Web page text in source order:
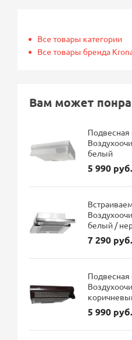
Все товары категории
Все товары бренда
Вам может
Подвесная
белый
5 990 руб.
белый /
7 290 руб.
Подвесная
5 990 руб.